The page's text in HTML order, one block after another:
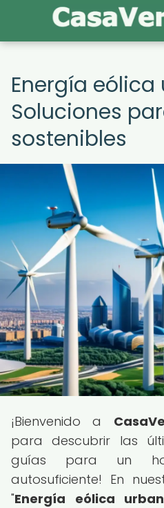
Energía eólica
Soluciones
sostenibles
¡Bienvenido a
para descubrir las
guías para un
autosuficiente! En
"Energía eólica